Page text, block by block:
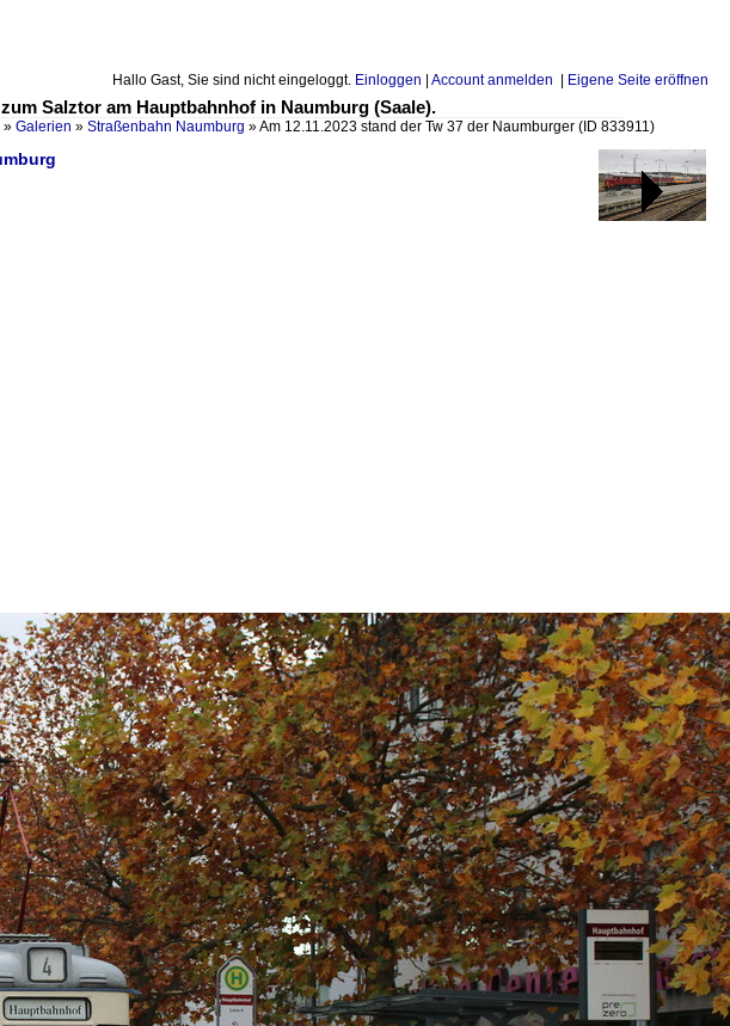
Hallo Gast, Sie sind nicht eingeloggt. Einloggen Account anmelden Eigene Seite eröffnen
Salztor am Hauptbahnhof in Naumburg (Saale).
» Galerien » Straßenbahn Naumburg »Am 12.11.2023 stand der Tw 37 der Naumburger (ID 833911)